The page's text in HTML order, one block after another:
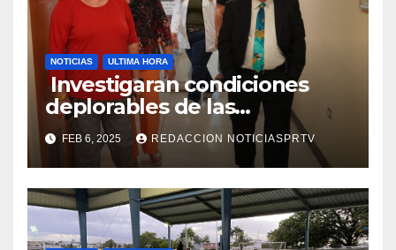
NOTICIAS ULTIMA HORA
Investigaran condiciones
deplorables de las
facilidades el Departamento
de la Salud en Mayagüez
FEB 6, 2025 REDACCION NOTICIASPRTV